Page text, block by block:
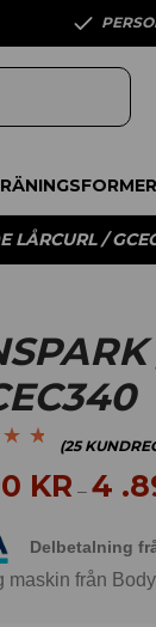
LÅRCURL /
på
(25
KR – 4
Delbetalning
maskin från